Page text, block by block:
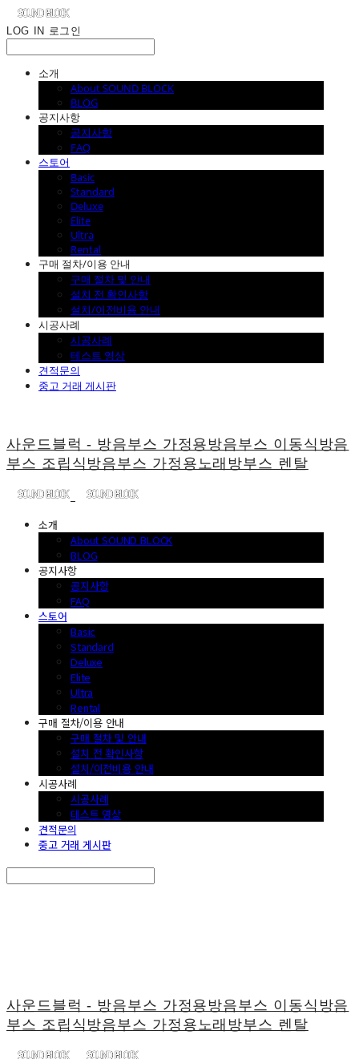
LOG IN 로그인
소개
About SOUND BLOCK
BLOG
공지사항
공지사항
FAQ
스토어
Basic
Standard
Deluxe
Elite
Ultra
Rental
구매 절차/이용 안내
구매 절차 및 안내
설치 전 확인사항
설치/이전비용 안내
시공사례
시공사례
테스트 영상
견적문의
중고 거래 게시판
사운드블럭 - 방음부스 가정용방음부스 이동식방음
부스 조립식방음부스 가정용노래방부스 렌탈
소개
About SOUND BLOCK
BLOG
공지사항
공지사항
FAQ
스토어
Basic
Standard
Deluxe
Elite
Ultra
Rental
구매 절차/이용 안내
구매 절차 및 안내
설치 전 확인사항
설치/이전비용 안내
시공사례
시공사례
테스트 영상
견적문의
중고 거래 게시판
사운드블럭 - 방음부스 가정용방음부스 이동식방음
부스 조립식방음부스 가정용노래방부스 렌탈